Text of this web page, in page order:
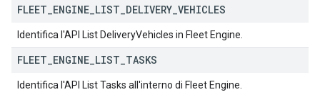
FLEET ENGINE LIST DELIVERY VEHICLES
Identifica l'API List DeliveryVehicles in Fleet Engine.
FLEET ENGINE LIST TASKS
Identifica l'API List Tasks all'interno di Fleet Engine.